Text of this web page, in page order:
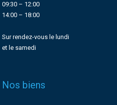
09:30 – 12:00
14:00 – 18:00
Sur rendez-vous le lundi
et le samedi
Nos biens